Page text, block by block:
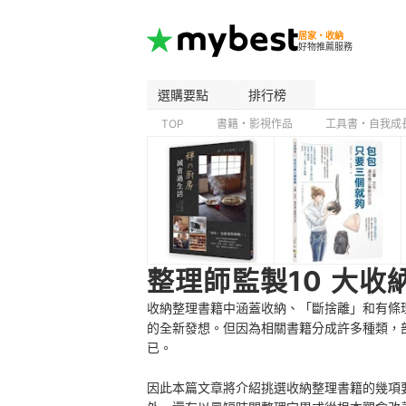
居家・收納
好物推薦服務
選購要點 排行榜
TOP 書籍・影視作品 工具書・自我成
整理師監製10 大收
收納整理書籍中涵蓋收納、「斷捨離」和有
的全新發想。但因為相關書籍分成許多種類
已。
因此本篇文章將介紹挑選收納整理書籍的幾